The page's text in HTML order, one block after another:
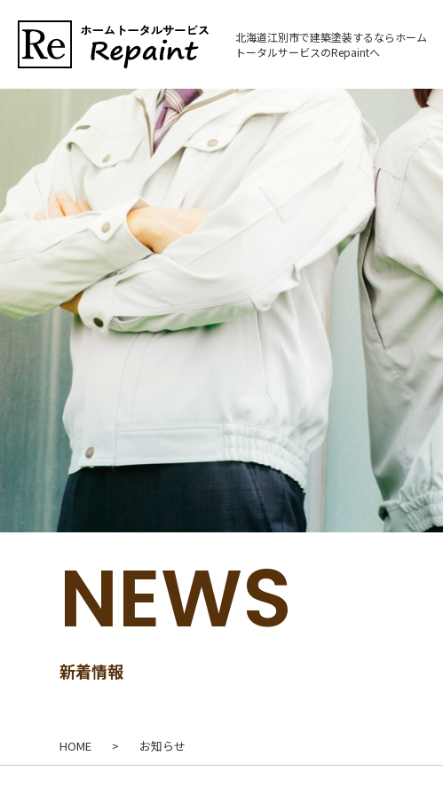
北海道江別市で建築塗装するならホーム
トータルサービスのRepaintへ
NEWS
新着情報
HOME > お知らせ